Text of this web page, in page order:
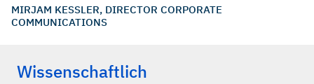
MIRJAM KESSLER, DIRECTOR CORPORATE
COMMUNICATIONS
Wissenschaftlich